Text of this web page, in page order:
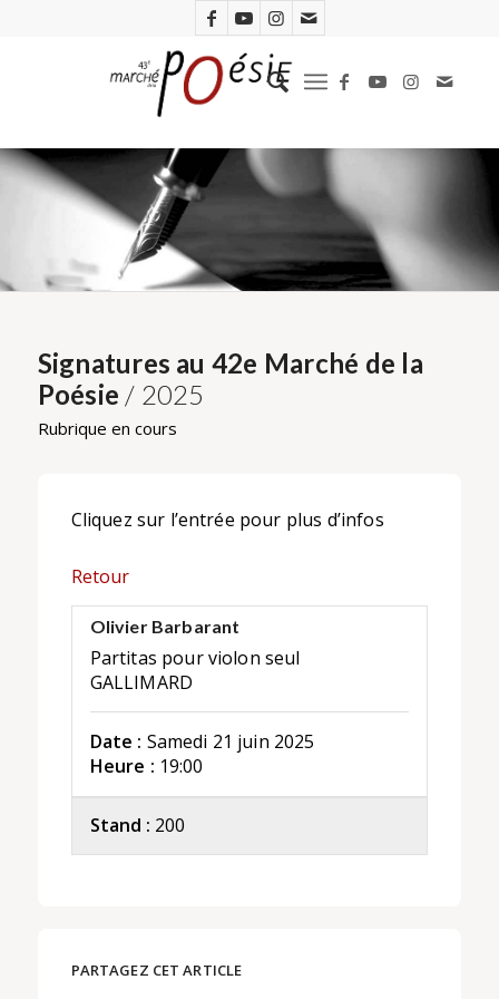
Signatures au 42e Marché de la
Poésie / 2025
Rubrique en cours
Cliquez sur l’entrée pour plus d’infos
Retour
Olivier Barbarant
Partitas pour violon seul
GALLIMARD
Date : Samedi 21 juin 2025
Heure : 19:00
Stand : 200
PARTAGEZ CET ARTICLE